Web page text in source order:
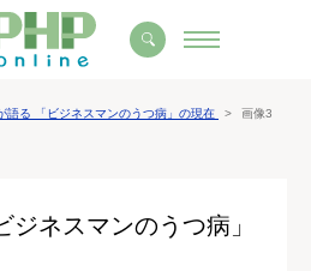
語る 「ビジネスマンのうつ病」の現在
画像3
ネスマンのうつ病」